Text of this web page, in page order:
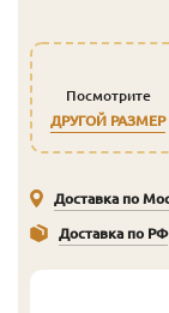
Посмотрите
ДРУГОЙ РАЗМЕР
Доставка по
Доставка по РФ